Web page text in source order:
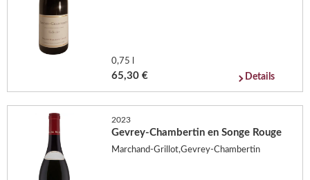
0,75 l
65,30 € Details
2023
Gevrey-Chambertin en Songe Rouge
Marchand-Grillot,Gevrey-Chambertin